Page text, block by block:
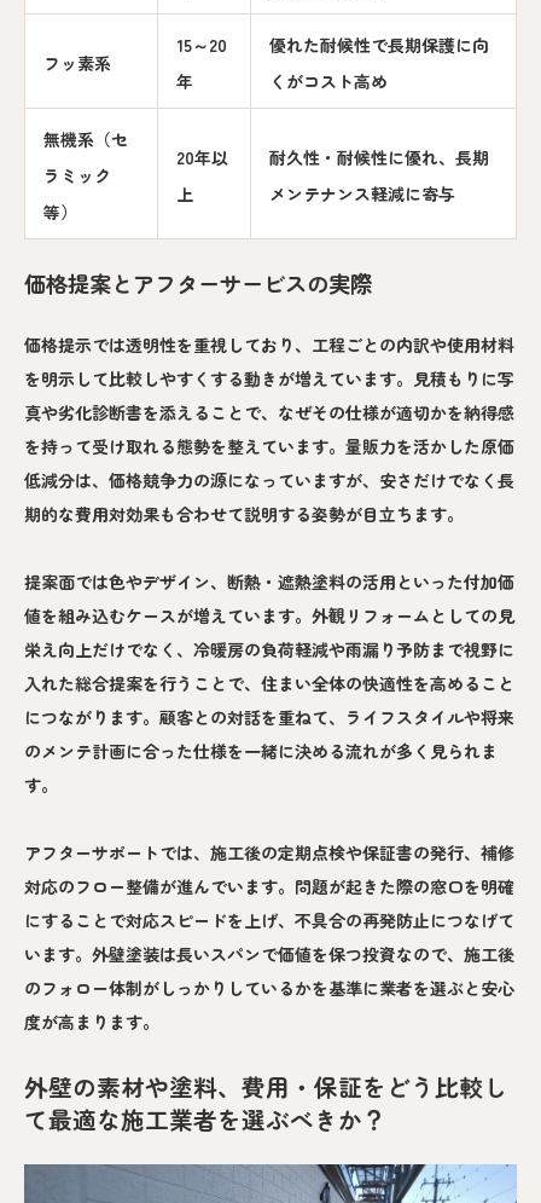
フッ素系
15～20
年
優れた耐候性で長期保護に向
くがコスト高め
無機系（セ
ラミック
等）
20年以
上
耐久性・耐候性に優れ、長期
メンテナンス軽減に寄与
価格提案とアフターサービスの実際
価格提示では透明性を重視しており、工程ごとの内訳や使用材料
を明示して比較しやすくする動きが増えています。見積もりに写
真や劣化診断書を添えることで、なぜその仕様が適切かを納得感
を持って受け取れる態勢を整えています。量販力を活かした原価
低減分は、価格競争力の源になっていますが、安さだけでなく長
期的な費用対効果も合わせて説明する姿勢が目立ちます。
提案面では色やデザイン、断熱・遮熱塗料の活用といった付加価
値を組み込むケースが増えています。外観リフォームとしての見
栄え向上だけでなく、冷暖房の負荷軽減や雨漏り予防まで視野に
入れた総合提案を行うことで、住まい全体の快適性を高めること
につながります。顧客との対話を重ねて、ライフスタイルや将来
のメンテ計画に合った仕様を一緒に決める流れが多く見られま
す。
アフターサポートでは、施工後の定期点検や保証書の発行、補修
対応のフロー整備が進んでいます。問題が起きた際の窓口を明確
にすることで対応スピードを上げ、不具合の再発防止につなげて
います。外壁塗装は長いスパンで価値を保つ投資なので、施工後
のフォロー体制がしっかりしているかを基準に業者を選ぶと安心
度が高まります。
外壁の素材や塗料、費用・保証をどう比較し
て最適な施工業者を選ぶべきか？